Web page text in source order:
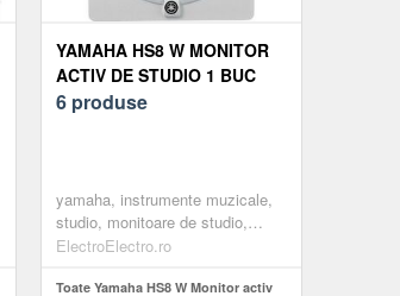
YAMAHA HS8 W MONITOR
ACTIV DE STUDIO 1 BUC
6 produse
yamaha, instrumente muzicale,
studio, monitoare de studio,
monitoare de studio active,
căi, white
ElectroElectro.ro
Toate Yamaha HS8 W Monitor activ